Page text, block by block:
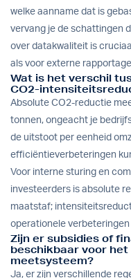
welke aanname dat is
vervang je de schattingen
over datakwaliteit is
als voor externe
Wat is het verschil
CO2-
Absolute CO2-reductie
tonnen, ongeacht je
de uitstoot per eenheid
efficiëntieverbeteringen
Voor interne sturing en
investeerders is absolute
maatstaf;
operationele
Zijn er subsidies of
beschikbaar voor
meetsysteem?
Ja, er zijn verschillende